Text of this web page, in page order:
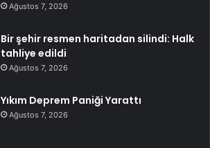
Ağustos 7, 2026
Bir şehir resmen haritadan silindi: Halk
tahliye edildi
Ağustos 7, 2026
Yıkım Deprem Paniği Yarattı
Ağustos 7, 2026